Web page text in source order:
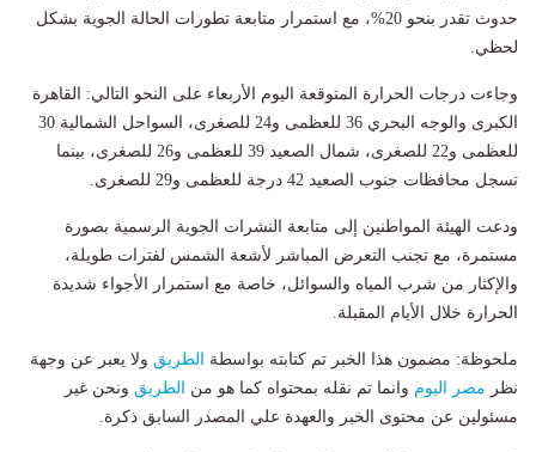
حدوث تقدر بنحو 20%، مع استمرار متابعة تطورات الحالة الجوية بشكل
لحظي.
وجاءت درجات الحرارة المتوقعة اليوم الأربعاء على النحو التالي: القاهرة
الكبرى والوجه البحري 36 للعظمى و24 للصغرى، السواحل الشمالية 30
للعظمى و22 للصغرى، شمال الصعيد 39 للعظمى و26 للصغرى، بينما
تسجل محافظات جنوب الصعيد 42 درجة للعظمى و29 للصغرى.
ودعت الهيئة المواطنين إلى متابعة النشرات الجوية الرسمية بصورة
مستمرة، مع تجنب التعرض المباشر لأشعة الشمس لفترات طويلة،
والإكثار من شرب المياه والسوائل، خاصة مع استمرار الأجواء شديدة
الحرارة خلال الأيام المقبلة.
ملحوظة: مضمون هذا الخبر تم كتابته بواسطة الطريق ولا يعبر عن وجهة
نظر مصر اليوم وانما تم نقله بمحتواه كما هو من الطريق ونحن غير
مسئولين عن محتوى الخبر والعهدة علي المصدر السابق ذكرة.